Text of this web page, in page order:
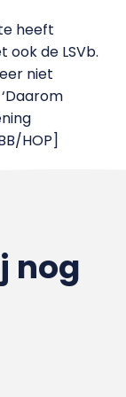
heeft
ook de LSVb.
niet
HOP]
nog